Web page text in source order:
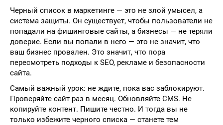
Черный список в маркетинге — это не злой умысел, а
система защиты. Он существует, чтобы пользователи не
попадали на фишинговые сайты, а бизнесы — не теряли
доверие. Если вы попали в него — это не значит, что
ваш бизнес провален. Это значит, что пора
пересмотреть подходы к SEO, рекламе и безопасности
сайта.
Самый важный урок: не ждите, пока вас заблокируют.
Проверяйте сайт раз в месяц. Обновляйте CMS. Не
копируйте контент. Пишите честно. И тогда вы не
только избежите черного списка — станете тем